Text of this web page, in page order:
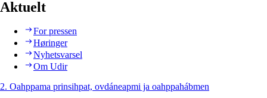
Aktuelt
For pressen
Høringer
Nyhetsvarsel
Om Udir
2. Oahppama prinsihpat, ovdáneapmi ja oahppahábmen